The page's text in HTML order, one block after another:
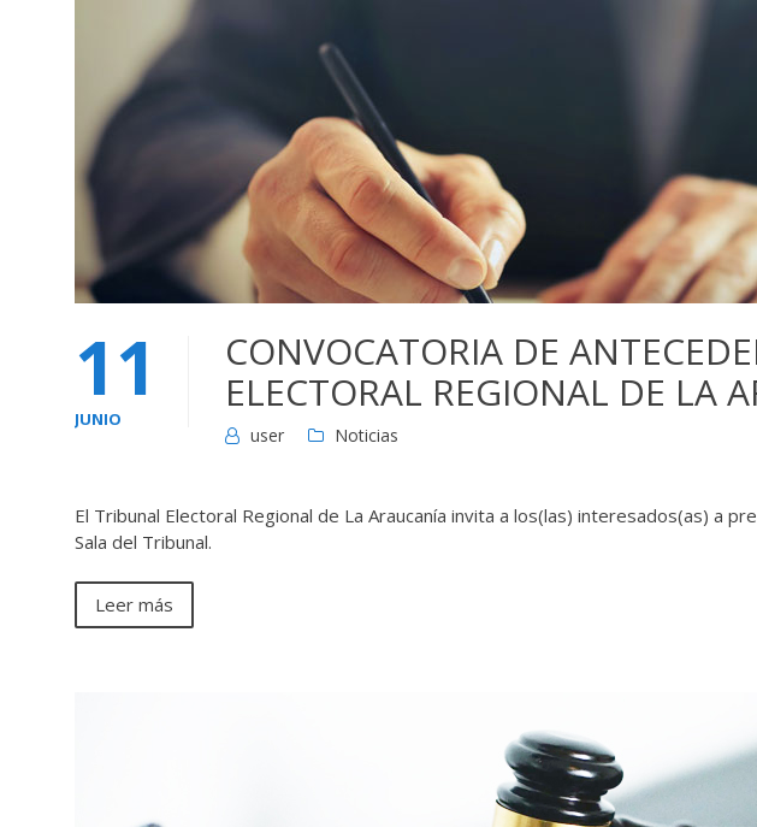
11
JUNIO
CONVOCATORIA DE
ELECTORAL REGIONAL DE LA
user Noticias
El Tribunal Electoral Regional de La Araucanía invita a los(las) interesados(as) a
Sala del Tribunal.
Leer más